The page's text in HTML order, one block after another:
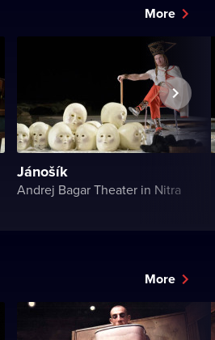
More
Jánošík
Andrej Bagar Theater in Nitra
More